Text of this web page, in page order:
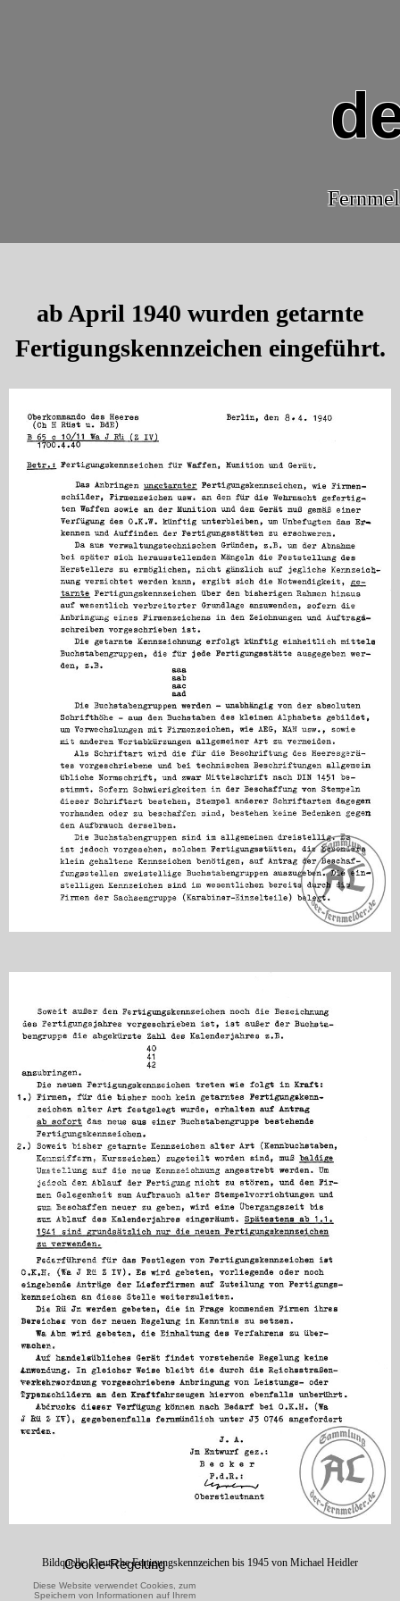
ab April 1940 wurden getarnte
Fertigungskennzeichen eingeführt.
Bildquelle: Deutsche Fertigungskennzeichen bis 1945 von Michael Heidler
Cookie-Regelung
Diese Website verwendet Cookies, zum
Speichern von Informationen auf Ihrem